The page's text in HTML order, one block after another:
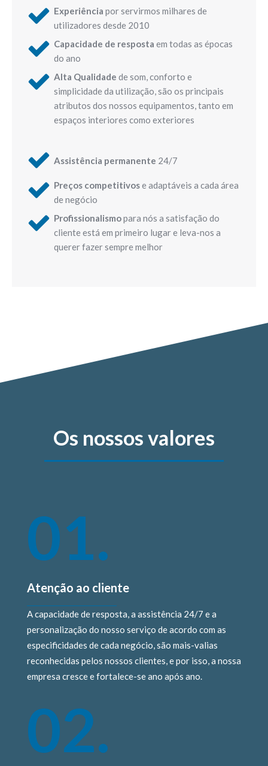
Experiência por servirmos milhares de
utilizadores desde 2010
Capacidade de resposta em todas as épocas
do ano
Alta Qualidade de som, conforto e
simplicidade da utilização, são os principais
atributos dos nossos equipamentos, tanto em
espaços interiores como exteriores
Assistência permanente 24/7
Preços competitivose adaptáveis a cada área
de negócio
Profissionalismopara nós a satisfação do
cliente está em primeiro lugar e leva-nos a
querer fazer sempre melhor
Os nossos valores
01.
Atenção ao cliente
A capacidade de resposta, a assistência 24/7 e a
personalização do nosso serviço de acordo com as
especificidades de cada negócio, são mais-valias
reconhecidas pelos nossos clientes, e por isso, a nossa
empresa cresce e fortalece-se ano após ano.
02.